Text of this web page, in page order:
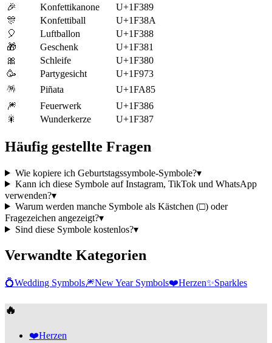
🎉
Konfettikanone
U+1F389
🎊
Konfettiball
U+1F38A
🎈
Luftballon
U+1F388
🎁
Geschenk
U+1F381
🎀
Schleife
U+1F380
🥳
Partygesicht
U+1F973
🪅
Piñata
U+1FA85
🎆
Feuerwerk
U+1F386
🎇
Wunderkerze U+1F387
Häufig gestellte Fragen
Wie kopiere ich Geburtstagssymbole-Symbole?▾
Kann ich diese Symbole auf Instagram, TikTok und WhatsApp
verwenden?▾
Warum werden manche Symbole als Kästchen (□) oder
Fragezeichen angezeigt?▾
Sind diese Symbole kostenlos?▾
Verwandte Kategorien
💍Wedding Symbols🎆New Year Symbols❤️Herzen✨Sparkles
🔥
❤️Herzen